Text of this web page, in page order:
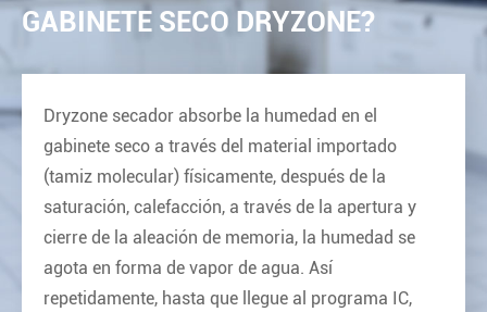
GABINETE SECO DRYZONE?
Dryzone secador absorbe la humedad en el
gabinete seco a través del material importado
(tamiz molecular) físicamente, después de la
saturación, calefacción, a través de la apertura y
cierre de la aleación de memoria, la humedad se
agota en forma de vapor de agua. Así
repetidamente, hasta que llegue al programa IC,